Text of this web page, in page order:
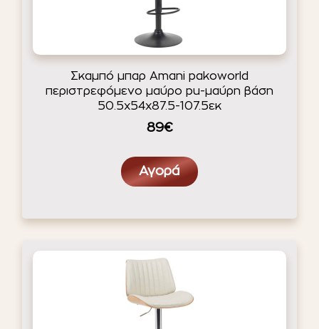
Σκαμπό μπαρ Amani pakoworld
περιστρεφόμενο μαύρο pu-μαύρη βάση
50.5x54x87.5-107.5εκ
89€
Αγορά